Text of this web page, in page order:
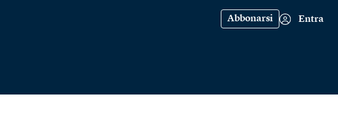
Abbonarsi Entra